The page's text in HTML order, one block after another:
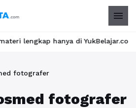
menu
hanya di YukBelajar.com.
fotografer
fotografer